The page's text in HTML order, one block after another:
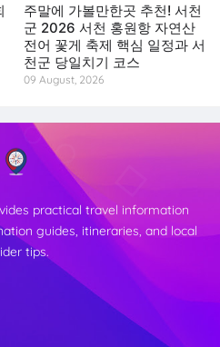
주말에 가볼만한곳 추천! 서천
군 2026 서천 홍원항 자연산
전어 꽃게 축제 핵심 일정과 서
천군 당일치기 코스
09 August, 2026
practical travel information
guides, itineraries, and local
tips.